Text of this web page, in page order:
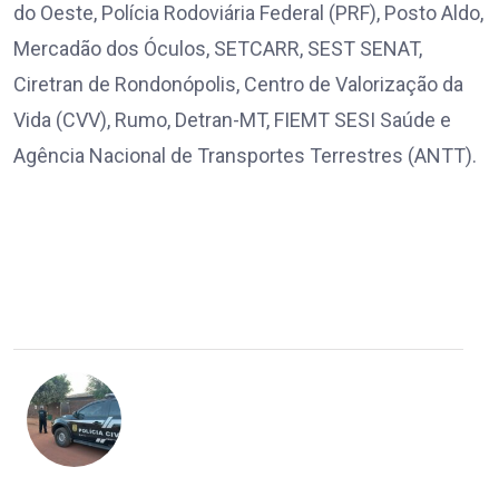
do Oeste, Polícia Rodoviária Federal (PRF), Posto Aldo,
Mercadão dos Óculos, SETCARR, SEST SENAT,
Ciretran de Rondonópolis, Centro de Valorização da
Vida (CVV), Rumo, Detran-MT, FIEMT SESI Saúde e
Agência Nacional de Transportes Terrestres (ANTT).